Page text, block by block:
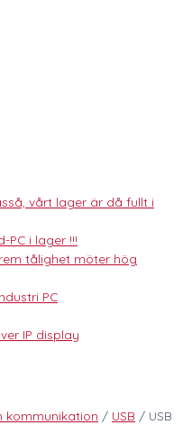
vårt lager är då fullt i
PC i lager !!!
tålighet möter hög
PC
IP display
kommunikation / USB / USB